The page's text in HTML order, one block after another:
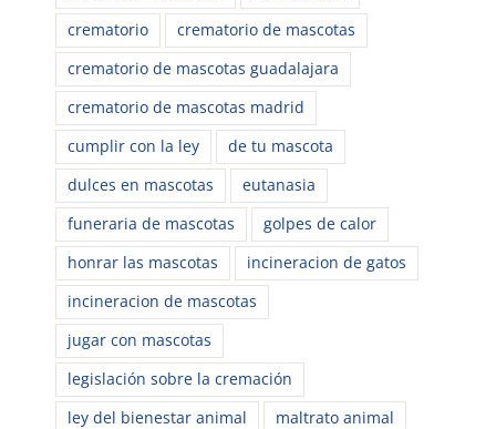
crematorio
crematorio de mascotas
crematorio de mascotas guadalajara
crematorio de mascotas madrid
cumplir con la ley
de tu mascota
dulces en mascotas
eutanasia
funeraria de mascotas
golpes de calor
honrar las mascotas
incineracion de gatos
incineracion de mascotas
jugar con mascotas
legislación sobre la cremación
ley del bienestar animal
maltrato animal